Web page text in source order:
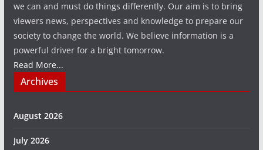
we can and must do things differently. Our aim is to bring
viewers news, perspectives and knowledge to prepare our
society to change the world. We believe information is a
powerful driver for a bright tomorrow.
Read More...
Archives
August 2026
July 2026